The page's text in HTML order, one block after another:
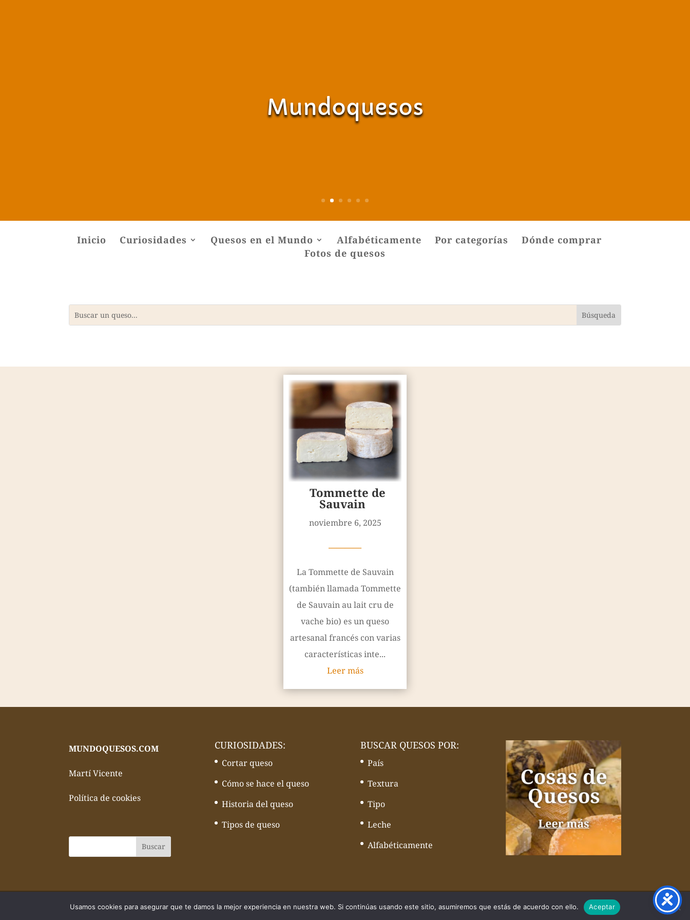
Mundoquesos
Inicio Curiosidades Quesos en el Mundo Alfabéticamente Por categorías
Dónde comprar
Fotos de quesos
Tommette de
Sauvain
noviembre 6, 2025
————
La Tommette de Sauvain
(también llamada Tommette
de Sauvain au lait cru de
vache bio) es un queso
artesanal francés con varias
características inte...
Leer más
MUNDOQUESOS.COM
Martí Vicente
Política de cookies
CURIOSIDADES:
Cortar queso
Cómo se hace el queso
Historia del queso
Tipos de queso
BUSCAR QUESOS POR:
País
Textura
Tipo
Leche
Alfabéticamente
© Todos los derechos reservados Mundoquesos - Web desarrollado porVolcànic Internet
Usamos cookies para asegurar que te damos la mejor experiencia en nuestra web. Si continúas usando este sitio, asumiremos que estás de acuerdo con ello. Aceptar